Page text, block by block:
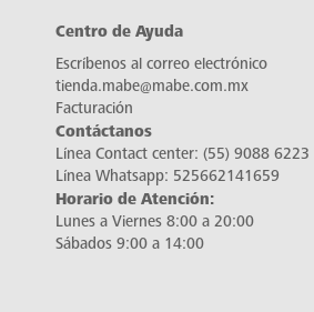
Centro de Ayuda
Escríbenos al correo electrónico
tienda.mabe@mabe.com.mx
Facturación
Contáctanos
Línea Contact center: (55) 9088 6223
Línea Whatsapp: 525662141659
Horario de Atención:
Lunes a Viernes 8:00 a 20:00
Sábados 9:00 a 14:00